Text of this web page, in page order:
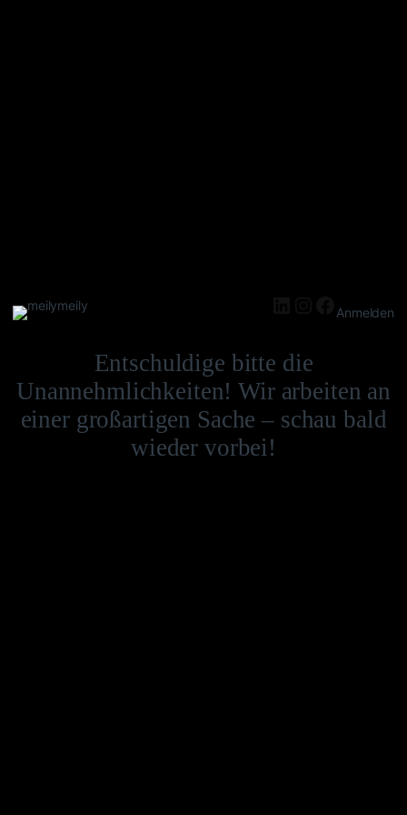
meily Anmelden
Entschuldige bitte die
Unannehmlichkeiten! Wir arbeiten an
einer großartigen Sache – schau bald
wieder vorbei!